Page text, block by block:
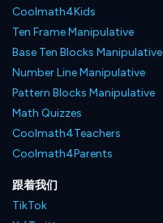
Coolmath4Kids
Ten Frame Manipulative
Base Ten Blocks Manipulative
Number Line Manipulative
Pattern Blocks Manipulative
Math Quizzes
Coolmath4Teachers
Coolmath4Parents
跟着我们
TikTok